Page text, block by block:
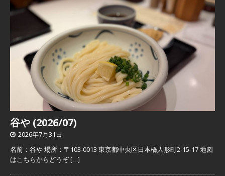
谷や (2026/07)
2026年7月31日
名前：谷や 場所：〒103-0013 東京都中央区日本橋人形町2-15-17 地図
はこちらからどうぞ[…]